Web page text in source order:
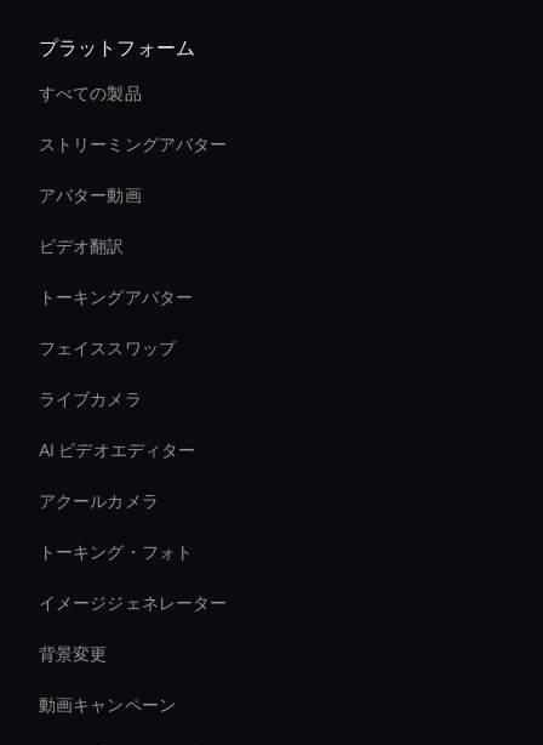
プラットフォーム
すべての製品
ストリーミングアバター
アバター動画
ビデオ翻訳
トーキングアバター
フェイススワップ
ライブカメラ
AI ビデオエディター
アクールカメラ
トーキング・フォト
イメージジェネレーター
背景変更
動画キャンペーン